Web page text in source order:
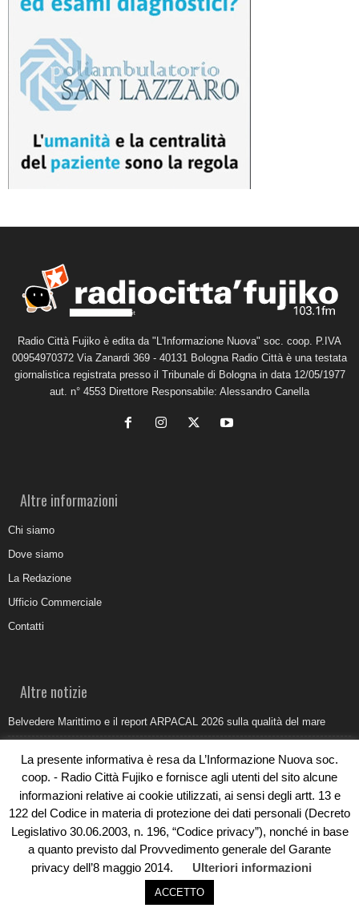
Radio Città Fujiko è edita da "L'Informazione Nuova" soc. coop. P.IVA
00954970372 Via Zanardi 369 - 40131 Bologna Radio Città è una testata
giornalistica registrata presso il Tribunale di Bologna in data 12/05/1977
aut. n° 4553 Direttore Responsabile: Alessandro Canella
Altre informazioni
Chi siamo
Dove siamo
La Redazione
Ufficio Commerciale
Contatti
Altre notizie
Belvedere Marittimo e il report ARPACAL 2026 sulla qualità del mare
Umidità di risalita in casa, come riconoscere i segnali veri
Torna il Sun Donato Festival 2026
Come il busking moderno ridisegna il paesaggio sonoro urbano
© Copyright 2019 - Rivoluzioni Digitali
La presente informativa è resa da L’Informazione Nuova soc.
coop. - Radio Città Fujiko e fornisce agli utenti del sito alcune
informazioni relative ai cookie utilizzati, ai sensi degli artt. 13 e
122 del Codice in materia di protezione dei dati personali (Decreto
Legislativo 30.06.2003, n. 196, “Codice privacy”), nonché in base
a quanto previsto dal Provvedimento generale del Garante
privacy dell’8 maggio 2014.
Ulteriori informazioni
ACCETTO